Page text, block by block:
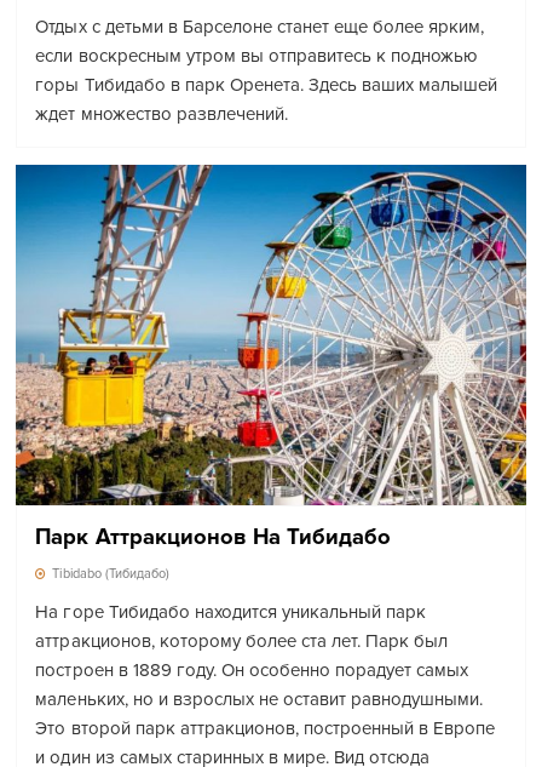
Отдых с детьми в Барселоне станет еще более ярким,
если воскресным утром вы отправитесь к подножью
горы Тибидабо в парк Оренета. Здесь ваших малышей
ждет множество развлечений.
Парк Аттракционов На Тибидабо
Tibidabo (Тибидабо)
На горе Тибидабо находится уникальный парк
аттракционов, которому более ста лет. Парк был
построен в 1889 году. Он особенно порадует самых
маленьких, но и взрослых не оставит равнодушными.
Это второй парк аттракционов, построенный в Европе
и один из самых старинных в мире. Вид отсюда